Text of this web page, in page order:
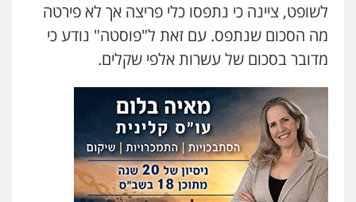
עו"ד קארין לגטיוי
פלילי פשיעה חמורה מעצרים וחקירות
משרד עורכי דין טאי שרקי
פלילי אסירים תעבורה מרב"ד
0547556464
לשופט, ציינה כי נתפסו כלי פריצה אך לא פירטה
מה הסכום שנתפס. עם זאת ל"פוסטה" נודע כי
מדובר בסכום של עשרות אלפי שקלים.